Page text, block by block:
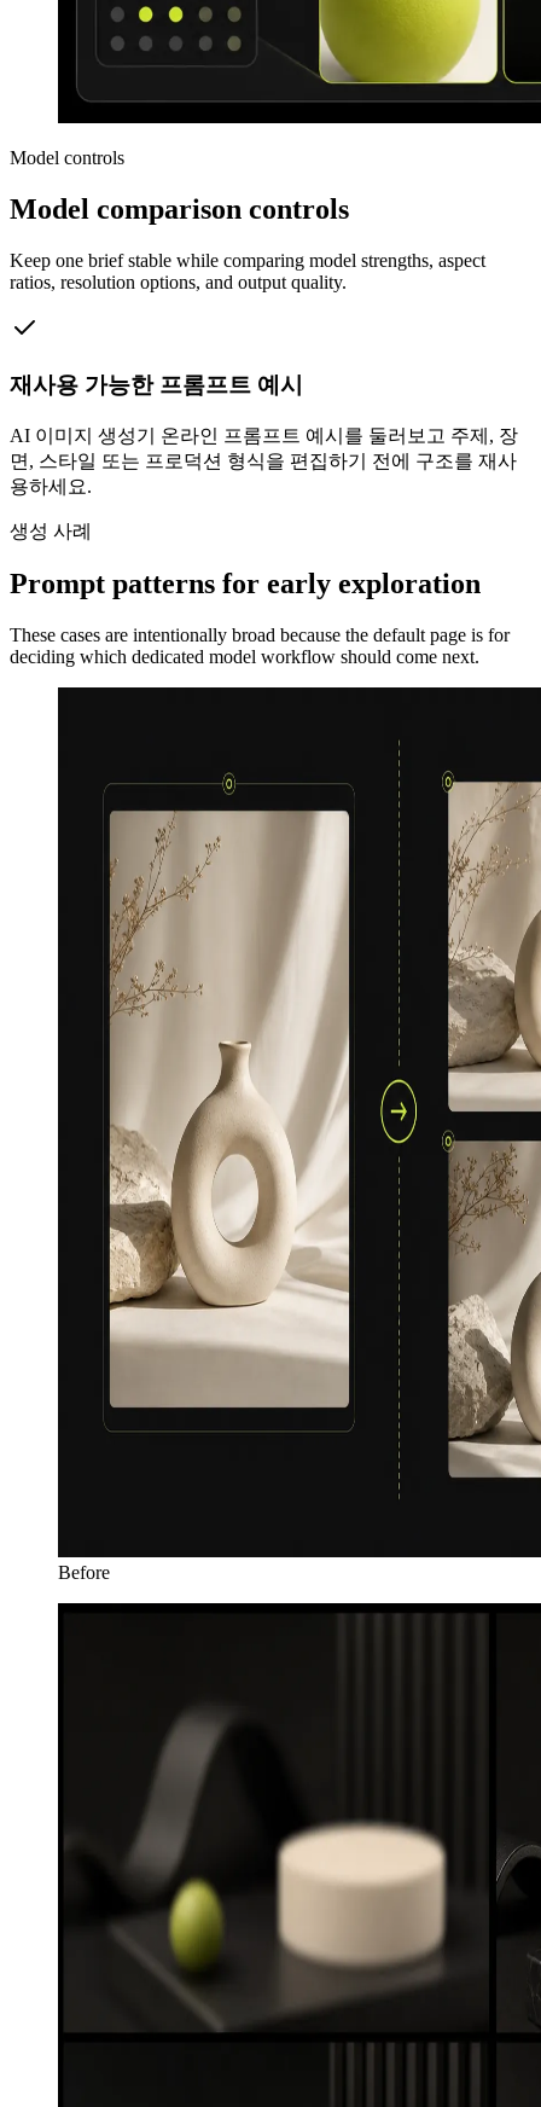
Model controls
Model comparison controls
Keep one brief stable while comparing model strengths, aspect
ratios, resolution options, and output quality.
재사용 가능한 프롬프트 예시
AI 이미지 생성기 온라인 프롬프트 예시를 둘러보고 주제, 장
면, 스타일 또는 프로덕션 형식을 편집하기 전에 구조를 재사
용하세요.
생성 사례
Prompt patterns for early exploration
These cases are intentionally broad because the default page is for
deciding which dedicated model workflow should come next.
Before